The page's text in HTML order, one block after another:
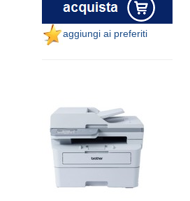
aggiungi ai preferiti